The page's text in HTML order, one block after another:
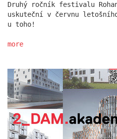
Druhý ročník festivalu
uskuteční v červnu
u toho!
more